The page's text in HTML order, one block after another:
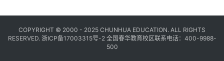
COPYRIGHT © 2000 - 2025 CHUNHUA EDUCATION. ALL RIGHTS
RESERVED. 浙ICP备17003315号-2全国春华教育校区联系电话：400-9988-
500